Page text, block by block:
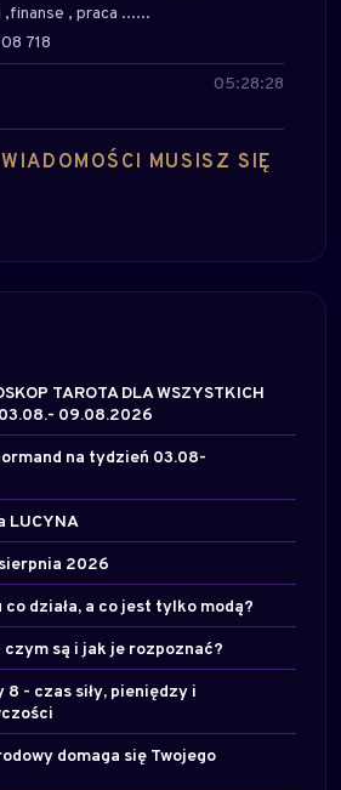
05:28:28
, praca ......
718
MUSISZ SIĘ
TAROTA DLA WSZYSTKICH
09.08.2026
na tydzień 03.08-
LUCYNA
2026
działa, a co jest tylko modą?
są i jak je rozpoznać?
- czas siły, pieniędzy i
domaga się Twojego